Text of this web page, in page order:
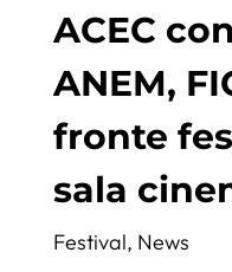
ACEC
ANEM,
fronte
sala
Festival, News